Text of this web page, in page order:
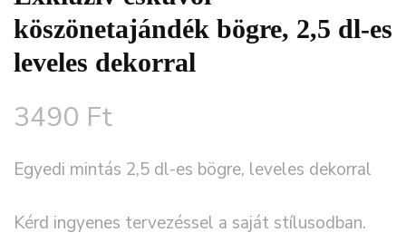
köszönetajándék bögre, 2,5 dl-es
leveles dekorral
3490 Ft
Egyedi mintás 2,5 dl-es bögre, leveles dekorral
Kérd ingyenes tervezéssel a saját stílusodban.